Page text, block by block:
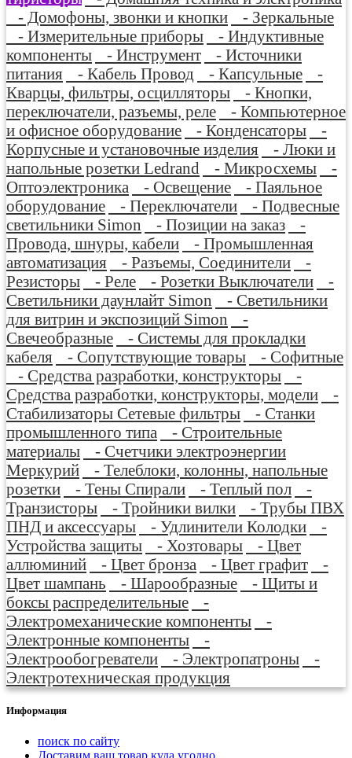
- Домофоны, звонки и кнопки
- Зеркальные
- Измерительные приборы
- Индуктивные
компоненты
- Инструмент
- Источники
питания
- Кабель Провод - Капсульные
-
Кварцы, фильтры, осцилляторы
- Кнопки,
переключатели, разъемы, реле
- Компьютерное
и офисное оборудование
- Конденсаторы
-
Корпусные и установочные изделия
- Люки и
напольные розетки Ledrand
- Микросхемы
-
Оптоэлектроника
- Освещение
- Паяльное
оборудование
- Переключатели
- Подвесные
светильники Simon
- Позиции на заказ
-
Провода, шнуры, кабели
- Промышленная
автоматизация
- Разъемы, Соединители
-
Резисторы
- Реле - Розетки Выключатели
-
Светильники даунлайт Simon
- Светильники
для витрин и экспозиций Simon
-
Свечеобразные
- Системы для прокладки
кабеля
- Сопутствующие товары
- Софитные
- Средства разработки, конструкторы
-
Средства разработки, конструкторы, модели
-
Стабилизаторы Сетевые фильтры
- Станки
промышленного типа
- Строительные
материалы
- Счетчики электроэнергии
Меркурий
- Телеблоки, колонны, напольные
розетки
- Тены Спирали - Теплый пол
-
Транзисторы
- Тройники вилки
- Трубы ПВХ
ПНД и аксессуары
- Удлинители Колодки
-
Устройства защиты
- Хозтовары
- Цвет
аллюминий
- Цвет бронза - Цвет графит
-
Цвет шампань
- Шарообразные
- Щиты и
боксы распределительные
-
Электромеханические компоненты
-
Электронные компоненты
-
Электрообогреватели
- Электропатроны
-
Электротехническая продукция
Информация
поиск по сайту
Доставим ваш товар куда угодно